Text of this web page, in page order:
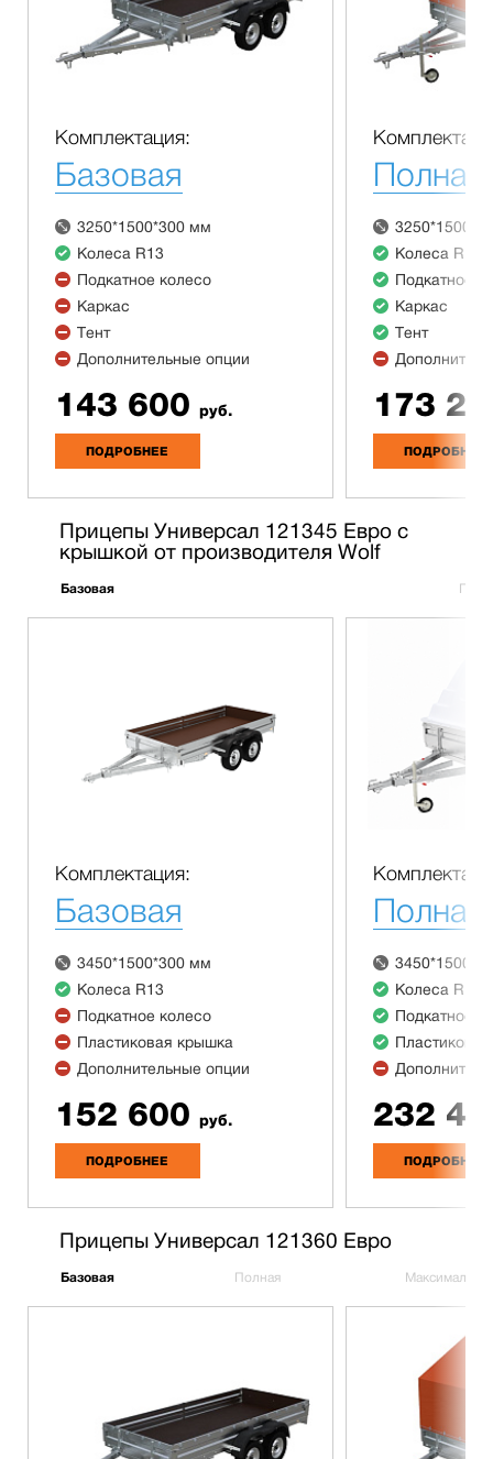
Комплектация:
Базовая
3250*1500*300 мм
Колеса R13
Подкатное колесо
Каркас
Тент
Дополнительные опции
143 600 руб.
ПОДРОБНЕЕ
Полная
Колеса R13
Подкатное
Каркас
Тент
173
ПОДРОБНЕЕ
Прицепы Универсал 121345 Евро с
крышкой от производителя Wolf
Базовая
Комплектация:
Базовая
3450*1500*300 мм
Колеса R13
Подкатное колесо
Пластиковая крышка
Дополнительные опции
152 600 руб.
ПОДРОБНЕЕ
Полная
Колеса R13
Подкатное
232
ПОДРОБНЕЕ
Прицепы Универсал 121360 Евро
Базовая Полная Максимальная